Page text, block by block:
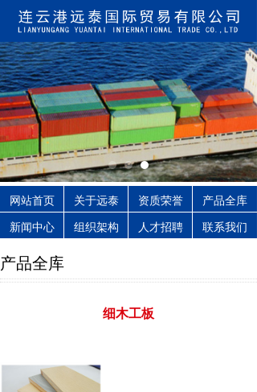
网站首页 关于远泰 资质荣誉
产品全库
新闻中心
组织架构 人才招聘 联系我们
细木工板
产品全库